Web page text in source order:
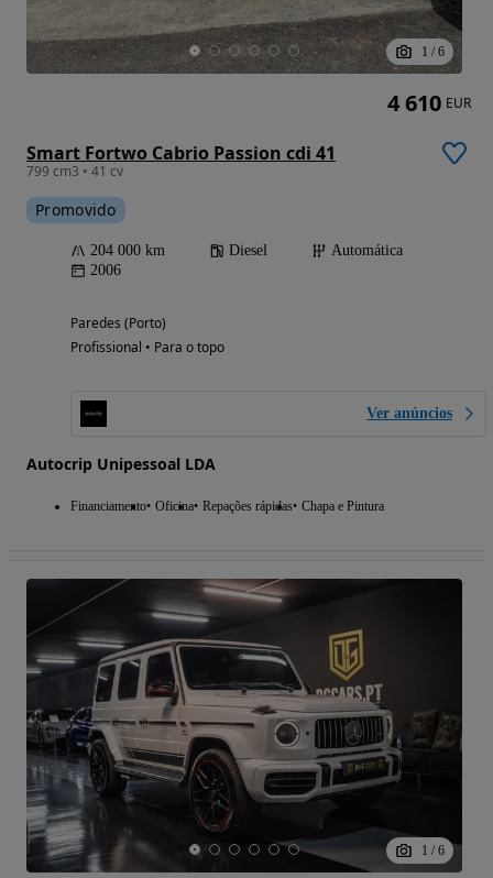
1 / 6
Smart Fortwo Cabrio Passion cdi 41
799 cm3 • 41 cv
Promovido
204 000 km Diesel
Automática
2006
Paredes (Porto)
Profissional • Para o topo
Ver anúncios
Autocrip Unipessoal LDA
Financiamento Oficina Repações rápidas Chapa e Pintura
4 610 EUR
1 / 6